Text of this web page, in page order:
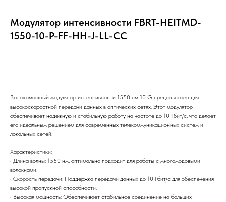
Модулятор интенсивности FBRT-HEITMD-
1550-10-P-FF-HH-J-LL-CC
Высокомощный модулятор интенсивности 1550 нм 10 G предназначен для
высокоскоростной передачи данных в оптических сетях. Этот модулятор
обеспечивает надежную и стабильную работу на частоте до 10 Гбит/с, что делает
его идеальным решением для современных телекоммуникационных систем и
локальных сетей.
Характеристики:
• Длина волны: 1550 нм, оптимально подходит для работы с многомодовыми
волокнами.
• Скорость передачи: Поддержка передачи данных до 10 Гбит/с для обеспечения
высокой пропускной способности.
• Высокая мощность: Обеспечивает стабильное соединение на больших